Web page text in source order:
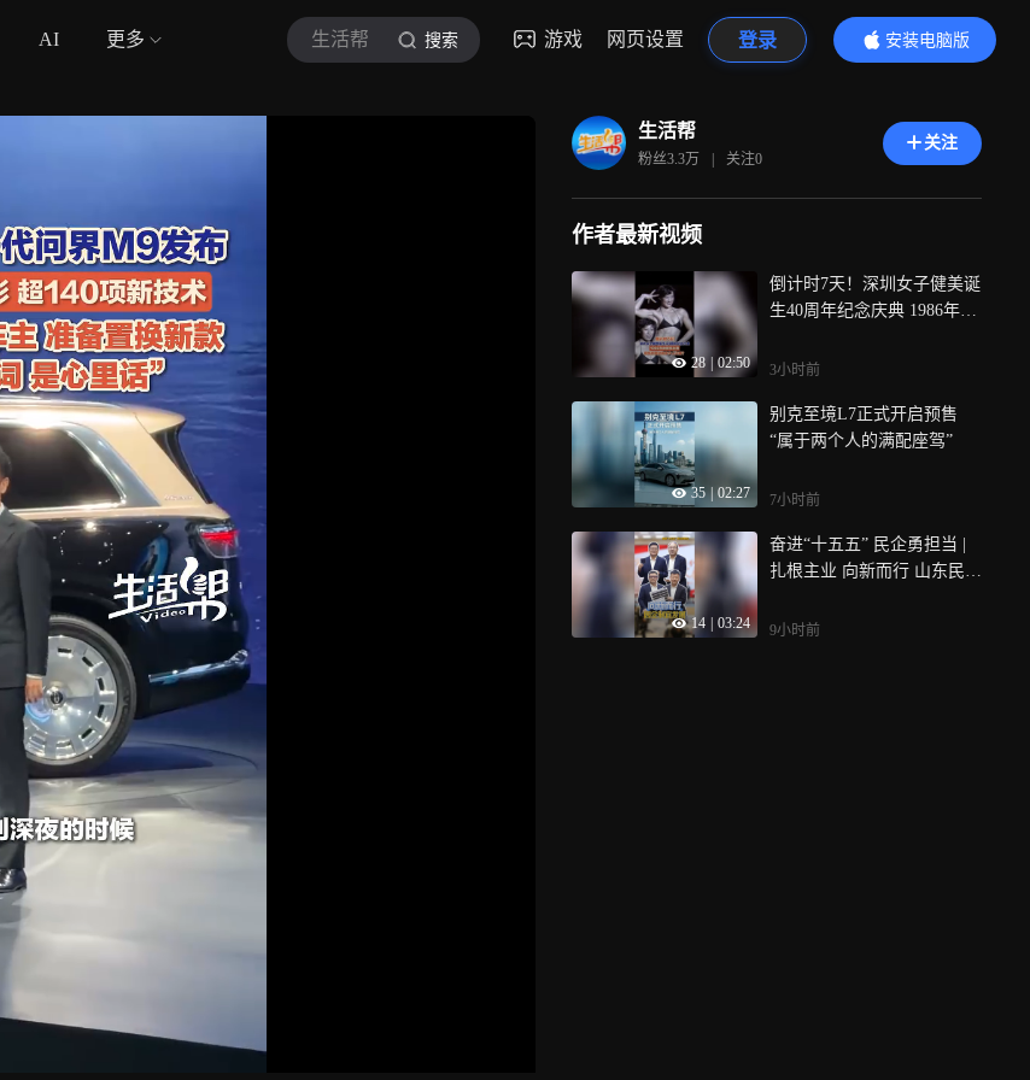
AI 更多 生活帮 搜索 游戏 网页设置 登录
安装电脑版
内容更精彩
生活帮
粉丝3.3万 | 关注0
关注
作者最新视频
28 02:50
倒计时7天！深圳女子健美诞
生40周年纪念庆典 1986年的
人记得？
3小时前
35 02:27
别克至境L7正式开启预售
“属于两个人的满配座驾”
7小时前
14 03:24
奋进“十五五” 民企勇担当 |
扎根主业 向新而行 山东民企
9小时前